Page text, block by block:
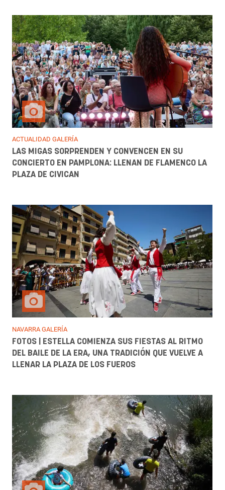
ACTUALIDAD GALERÍA
LAS MIGAS SORPRENDEN Y CONVENCEN EN SU
CONCIERTO EN PAMPLONA: LLENAN DE FLAMENCO LA
PLAZA DE CIVICAN
NAVARRA GALERÍA
FOTOS | ESTELLA COMIENZA SUS FIESTAS AL RITMO
DEL BAILE DE LA ERA, UNA TRADICIÓN QUE VUELVE A
LLENAR LA PLAZA DE LOS FUEROS